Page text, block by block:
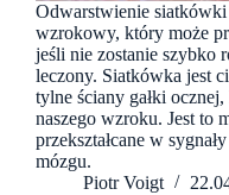
Odwarstwienie
wzrokowy, który może
jeśli nie zostanie szybko
leczony. Siatkówka jest
tylne ściany gałki
naszego wzroku. Jest to
przekształcane w
mózgu.
Piotr Voigt